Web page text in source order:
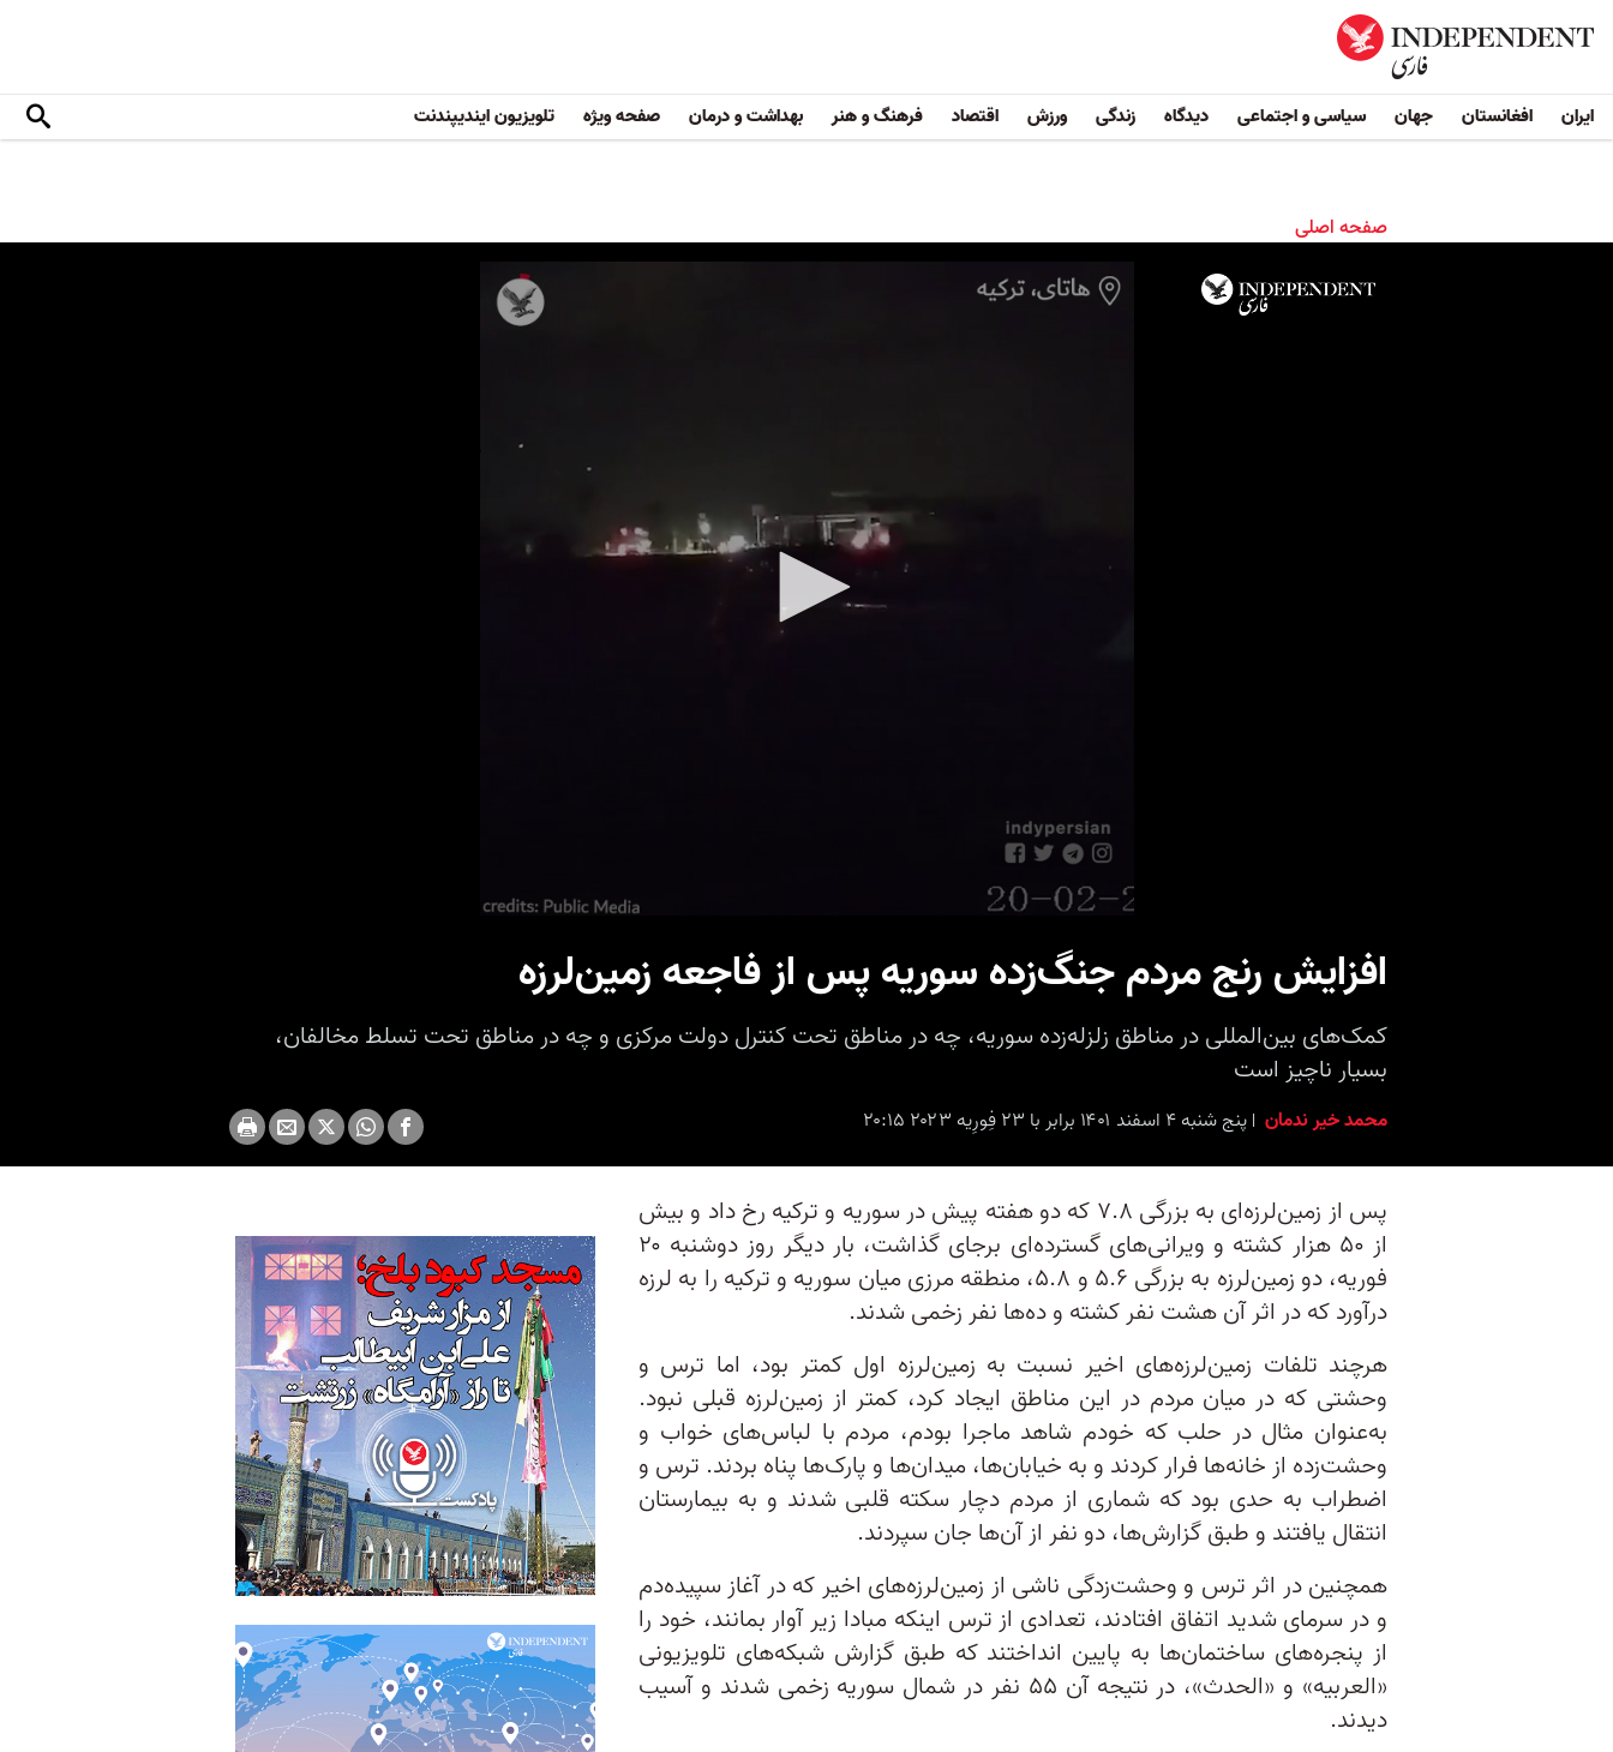
ایران افغانستان جهان سیاسی و اجتماعی دیدگاه زندگی ورزش اقتصاد فرهنگ و هنر بهداشت و درمان صفحه ویژه تلویزیون ایندیپندنت
صفحه اصلی
افزایش رنج مردم جنگ‌زده سوریه پس از فاجعه زمین‌لرزه‌
کمک‌های بین‌المللی در مناطق زلزله‌زده سوریه، چه در مناطق تحت کنترل دولت مرکزی و چه در مناطق تحت تسلط مخالفان،
بسیار ناچیز است
محمد خیر ندمان پنج شنبه ۴ اسفند ۱۴۰۱ برابر با ۲۳ فِورِیه ۲۰۲۳ ۲۰:۱۵
پس از زمین‌لرزه‌ای به بزرگی ۷.۸ که دو هفته پیش در سوریه و ترکیه رخ داد و بیش
از ۵۰ هزار کشته و ویرانی‌های گسترده‌ای برجای گذاشت، بار دیگر روز دوشنبه ۲۰
فوریه، دو زمین‌لرزه‌ به بزرگی ۵.۶ و ۵.۸، منطقه مرزی میان سوریه و ترکیه را به لرزه
درآورد که در اثر آن هشت نفر کشته و ده‌ها نفر زخمی شدند.
هرچند تلفات زمین‌لرزه‌های اخیر نسبت به زمین‌لرزه اول کمتر بود، اما ترس و
وحشتی که در میان مردم در این مناطق ایجاد کرد، کمتر از زمین‌لرزه قبلی نبود.
به‌عنوان مثال در حلب که خودم شاهد ماجرا بودم، مردم با لباس‌های خواب و
وحشت‌زده از خانه‌ها فرار کردند و به خیابان‌ها، میدان‌ها و پارک‌ها پناه بردند. ترس و
اضطراب به حدی بود که شماری از مردم دچار سکته قلبی شدند و به بیمارستان‌
انتقال یافتند و طبق گزارش‌ها، دو نفر از آن‌ها جان سپردند.
همچنین در اثر ترس و وحشت‌زدگی ناشی از زمین‌لرزه‌های اخیر که در آغاز سپیده‌دم
و در سرمای شدید اتفاق افتادند، تعدادی از ترس اینکه مبادا زیر آوار بمانند، خود را
از پنجره‌های ساختمان‌ها به پایین انداختند که طبق گزارش شبکه‌های تلویزیونی
«العربیه» و «الحدث»، در نتیجه آن ۵۵ نفر در شمال سوریه زخمی شدند و آسیب
دیدند.